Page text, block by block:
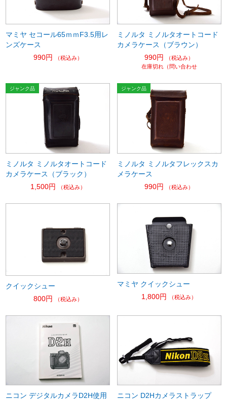
マミヤ セコール65ｍｍF3.5用レ
ンズケース
990円
（税込み）
ミノルタ ミノルタオートコード
カメラケース（ブラウン）
990円
（税込み）
在庫切れ（問い合わせ
ミノルタ ミノルタオートコード
カメラケース（ブラック）
1,500円
（税込み）
ミノルタ ミノルタフレックスカ
メラケース
990円
（税込み）
クイックシュー
800円
（税込み）
マミヤ クイックシュー
1,800円
（税込み）
ニコン デジタルカメラD2H使用
ニコン D2Hカメラストラップ